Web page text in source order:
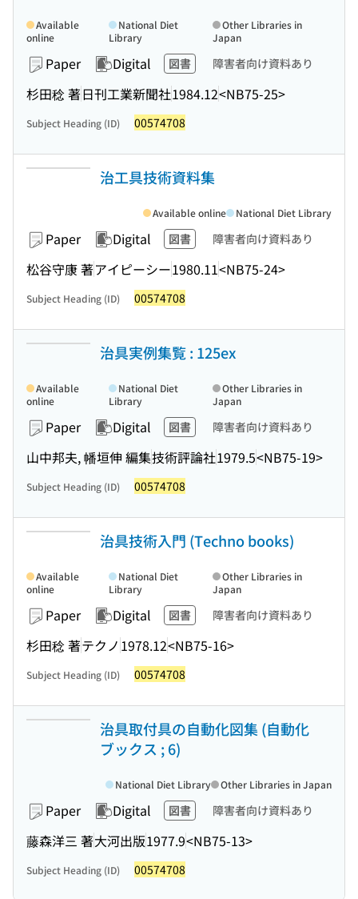
Paper Digital 図書 障害者向け資料あり
杉田稔 著日刊工業新聞社1984.12<NB75-25>
Available
online
National Diet
Library
Other Libraries in
Japan
Subject Heading (ID) 00574708
治工具技術資料集
Paper Digital 図書 障害者向け資料あり
松谷守康 著アイピーシー1980.11<NB75-24>
Available online National Diet Library
Subject Heading (ID) 00574708
治具実例集覧 : 125ex
Paper Digital 図書 障害者向け資料あり
山中邦夫, 幡垣伸 編集技術評論社1979.5<NB75-19>
Available
online
National Diet
Library
Other Libraries in
Japan
Subject Heading (ID) 00574708
治具技術入門 (Techno books)
Paper Digital 図書 障害者向け資料あり
杉田稔 著テクノ 1978.12<NB75-16>
Available
online
National Diet
Library
Other Libraries in
Japan
Subject Heading (ID) 00574708
治具取付具の自動化図集 (自動化
ブックス ; 6)
Paper Digital 図書 障害者向け資料あり
藤森洋三 著大河出版1977.9<NB75-13>
National Diet Library Other Libraries in Japan
Subject Heading (ID) 00574708